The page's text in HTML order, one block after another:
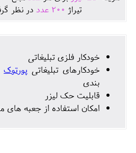
تيراژ 200 عدد در نظر
خودکار فلزی تبلیغاتی
خودکارهای تبلیغاتی پورتوک
بندی
قابلیت حک لیزر
امکان استفاده از جعبه های